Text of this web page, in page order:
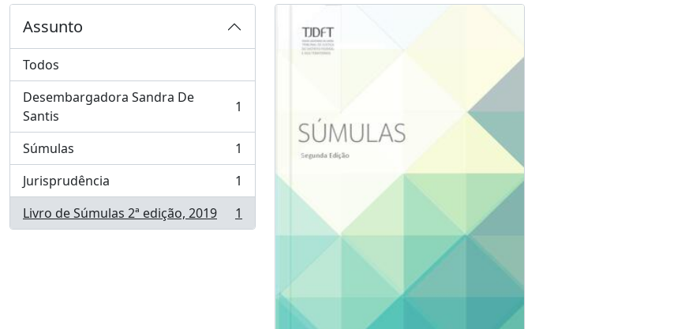
Assunto
Todos
Desembargadora Sandra De
Santis
, 1 resultados 1
Súmulas
, 1 resultados
1
Jurisprudência
, 1 resultados
1
Livro de Súmulas 2ª edição, 2019
, 1 resultados 1